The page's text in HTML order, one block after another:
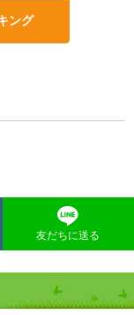
ング
友だちに送る